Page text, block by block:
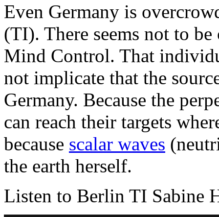
Even Germany is
(TI). There seems not to
Mind Control. That
not implicate that the
Germany. Because the
can reach their targets
because scalar waves
the earth herself.
Listen to Berlin TI Sabine